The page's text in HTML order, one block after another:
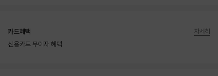
카드혜택
신용카드 무이자 혜택
자세히